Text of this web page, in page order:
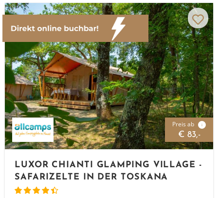
Preis ab i
€ 83,-
LUXOR CHIANTI GLAMPING VILLAGE -
SAFARIZELTE IN DER TOSKANA